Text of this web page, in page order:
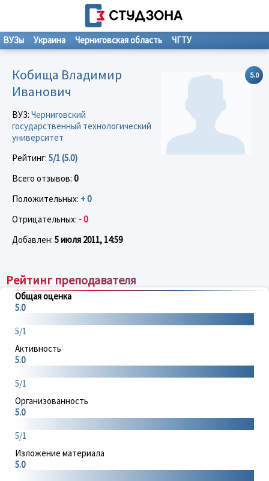
ВУЗы Украина Черниговская область ЧГТУ
5.0
Кобища Владимир
Иванович
ВУЗ: Черниговский
государственный технологический
университет
Рейтинг: 5/1 (5.0)
Всего отзывов: 0
Положительных: + 0
Отрицательных: - 0
Добавлен: 5 июля 2011, 14:59
Рейтинг преподавателя
Общая оценка
5.0
5/1
Активность
5.0
5/1
Организованность
5.0
5/1
Изложение материала
5.0